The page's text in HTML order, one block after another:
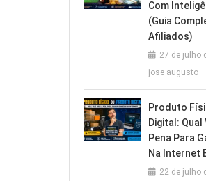
Com
(Guia
Afiliados)
27 de julho
jose augusto
Produto
Digital: Qual
Pena Para
Na Internet
22 de julho